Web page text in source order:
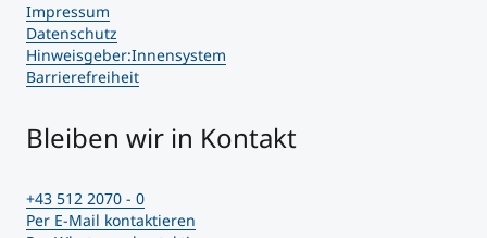
Impressum
Datenschutz
Hinweisgeber:Innensystem
Barrierefreiheit
Bleiben wir in Kontakt
+43 512 2070 - 0
Per E-Mail kontaktieren